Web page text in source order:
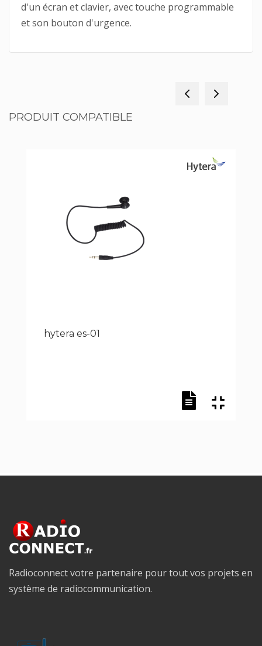
d'un écran et clavier, avec touche programmable
et son bouton d'urgence.
PRODUIT COMPATIBLE
hytera es-01
Radioconnect votre partenaire pour tout vos projets en
système de radiocommunication.